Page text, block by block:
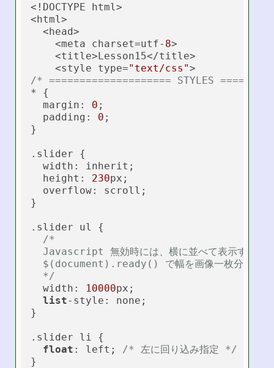
<!DOCTYPE html>
<html>
  <head>
    <meta charset=utf-
8>
    <title>Lesson15</title>
    <style type=
"text/css"
/* ==================== STYLES
* {
  margin:
0 ;
  padding:
0 ;
}
.slider {
  width: inherit;
  height:
230px;
  overflow: scroll;
}
.slider ul {
/*
  Javascript 無効時には、横に並べて表示する。
$(document).ready() で幅を画像一枚分にし、
  */
  width:
10000px;
list-style: none;
}
.slider li {
float : left; /* 左に回り込み指定 */
}